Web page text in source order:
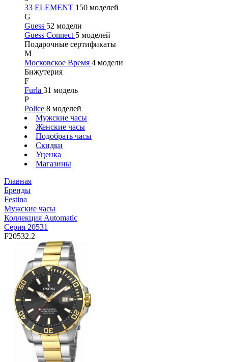
33 ELEMENT 150 моделей
G
Guess 52 модели
Guess Connect 5 моделей
Подарочные сертификаты
М
Московское Время 4 модели
Бижутерия
F
Furla 31 модель
P
Police 8 моделей
Мужские часы
Женские часы
Подобрать часы
Скидки
Уценка
Магазины
Главная
Бренды
Festina
Мужские часы
Коллекция Automatic
Серия 20531
F20532.2